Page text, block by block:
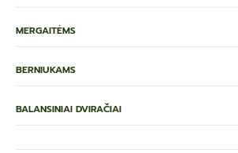
MERGAITĖMS
BERNIUKAMS
BALANSINIAI DVIRAČIAI